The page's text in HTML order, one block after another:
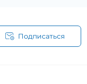
Подписаться